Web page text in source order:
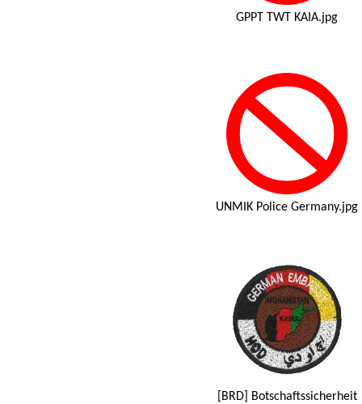
GPPT TWT KAIA.jpg
UNMIK Police Germany.jpg
[BRD] Botschaftssicherheit